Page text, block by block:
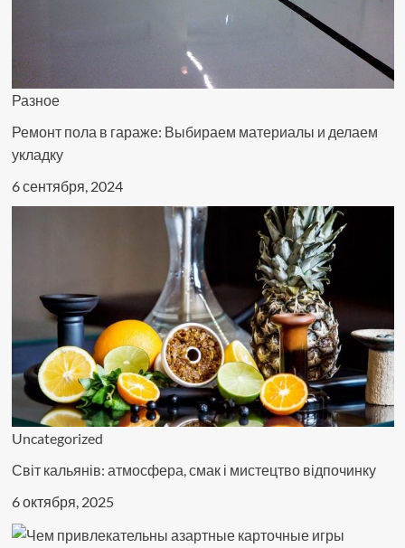
Разное
Ремонт пола в гараже: Выбираем материалы и делаем
укладку
6 сентября, 2024
Uncategorized
Світ кальянів: атмосфера, смак і мистецтво відпочинку
6 октября, 2025